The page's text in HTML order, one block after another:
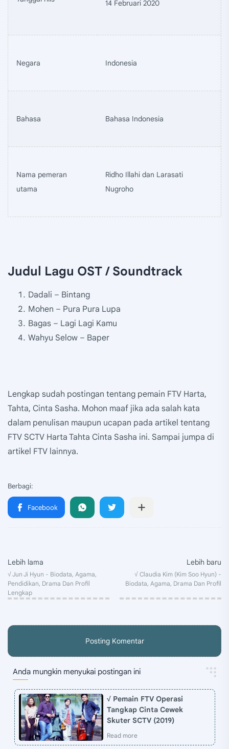
14 Februari 2020
Negara Indonesia
Bahasa Bahasa Indonesia
Nama pemeran
utama
Ridho Illahi dan Larasati
Nugroho
Judul Lagu OST / Soundtrack
Dadali – Bintang
Mohen – Pura Pura Lupa
Bagas – Lagi Lagi Kamu
Wahyu Selow – Baper
Lengkap sudah postingan tentang pemain FTV Harta,
Tahta, Cinta Sasha. Mohon maaf jika ada salah kata
dalam penulisan maupun ucapan pada artikel tentang
FTV SCTV Harta Tahta Cinta Sasha ini. Sampai jumpa di
artikel FTV lainnya.
Posting Komentar
Anda mungkin menyukai postingan ini
√ Pemain FTV Operasi
Tangkap Cinta Cewek
Skuter SCTV (2019)